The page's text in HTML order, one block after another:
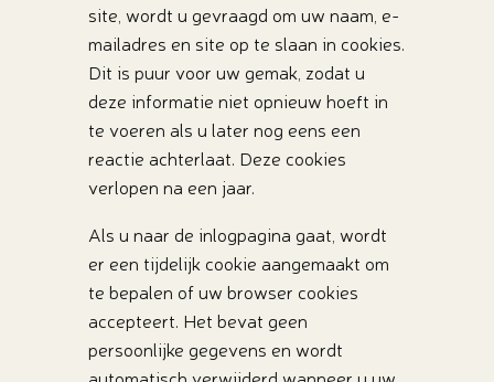
site, wordt u gevraagd om uw naam, e-
mailadres en site op te slaan in cookies.
Dit is puur voor uw gemak, zodat u
deze informatie niet opnieuw hoeft in
te voeren als u later nog eens een
reactie achterlaat. Deze cookies
verlopen na een jaar.
Als u naar de inlogpagina gaat, wordt
er een tijdelijk cookie aangemaakt om
te bepalen of uw browser cookies
accepteert. Het bevat geen
persoonlijke gegevens en wordt